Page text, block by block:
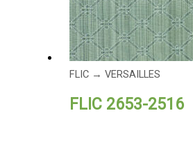
FLIC → VERSAILLES
FLIC 2653-2516